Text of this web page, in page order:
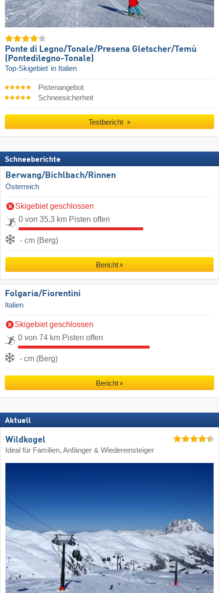
Ponte di Legno/​Tonale/​Presena Gletscher/​Temù
(Pontedilegno-Tonale)
Top-Skigebiet in Italien
Pistenangebot
Schneesicherheit
Testbericht
Schneeberichte
Berwang/​Bichlbach/​Rinnen
Österreich
Skigebiet geschlossen
0 von 35,3 km Pisten offen
- cm (Berg)
Bericht
Folgaria/​Fiorentini
Italien
Skigebiet geschlossen
0 von 74 km Pisten offen
- cm (Berg)
Bericht
Aktuell
Wildkogel
Ideal für Familien, Anfänger & Wiedereinsteiger